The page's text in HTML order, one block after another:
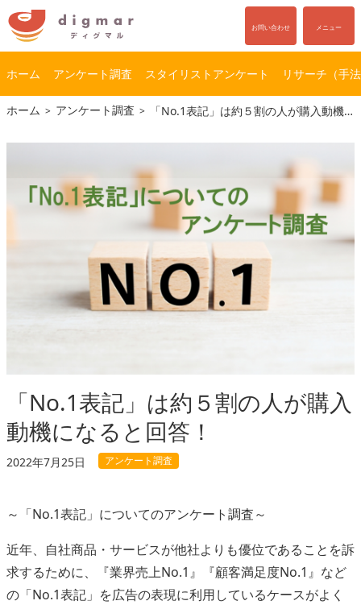
コ
ン
プ
ナ
ビ
動
お問い合わせ メニュー
ホーム アンケート調査 スタイリストアンケート リサーチ（手
ホーム アンケート調査 「No.1表記」は約５割の人が購入動機になると回答！
「No.1表記」は約５割の人が購入
動機になると回答！
2022年7月25日 アンケート調査
～「No.1表記」についてのアンケート調査～
近年、自社商品・サービスが他社よりも優位であることを訴
求するために、『業界売上No.1』『顧客満足度No.1』など
の「No.1表記」を広告の表現に利用しているケースがよく